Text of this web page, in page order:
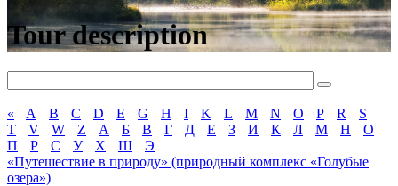
Tour description
« A B C D E G H I K L M N O P R
S
T
V W Z А Б В Г Д Е З И К Л М Н
О
П
Р С У Х Ш
Э
«Путешествие в природу» (природный комплекс «Голубые
озера»)